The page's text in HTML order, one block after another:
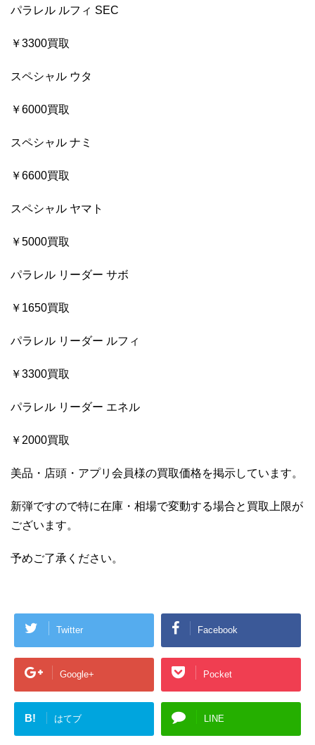
パラレル ルフィ SEC
￥3300買取
スペシャル ウタ
￥6000買取
スペシャル ナミ
￥6600買取
スペシャル ヤマト
￥5000買取
パラレル リーダー サボ
￥1650買取
パラレル リーダー ルフィ
￥3300買取
パラレル リーダー エネル
￥2000買取
美品・店頭・アプリ会員様の買取価格を掲示しています。
新弾ですので特に在庫・相場で変動する場合と買取上限が
ございます。
予めご了承ください。
Twitter Facebook
Google+ Pocket
B! はてブ LINE